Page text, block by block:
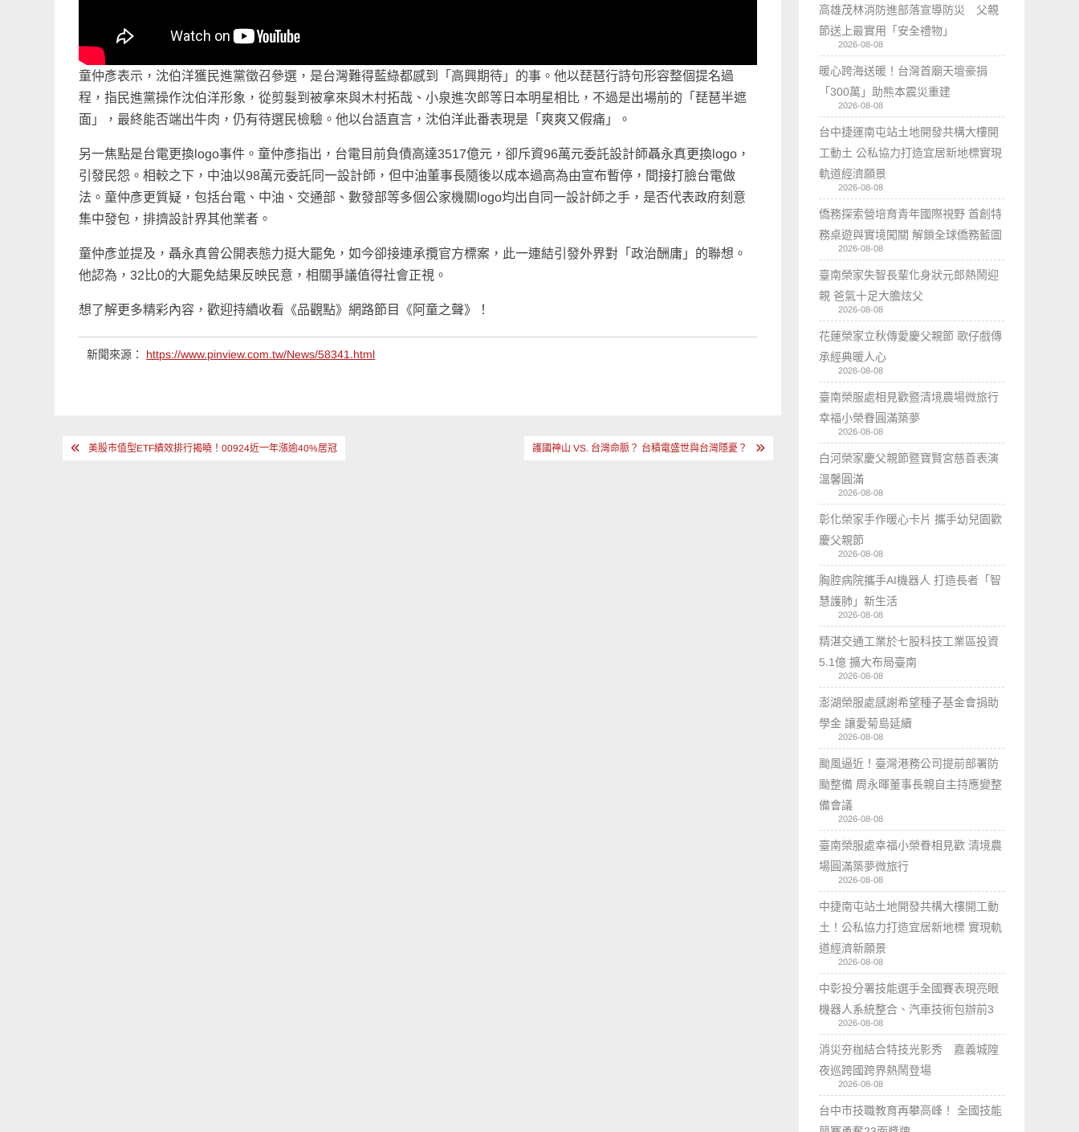
童仲彥表示，沈伯洋獲民進黨徵召參選，是台灣難得藍綠都感到「高興期待」的事。他以琵琶行詩句形容整個提名過
程，指民進黨操作沈伯洋形象，從剪髮到被拿來與木村拓哉、小泉進次郎等日本明星相比，不過是出場前的「琵琶半遮
面」，最終能否端出牛肉，仍有待選民檢驗。他以台語直言，沈伯洋此番表現是「爽爽又假痛」。
另一焦點是台電更換logo事件。童仲彥指出，台電目前負債高達3517億元，卻斥資96萬元委託設計師聶永真更換logo，
引發民怨。相較之下，中油以98萬元委託同一設計師，但中油董事長隨後以成本過高為由宣布暫停，間接打臉台電做
法。童仲彥更質疑，包括台電、中油、交通部、數發部等多個公家機關logo均出自同一設計師之手，是否代表政府刻意
集中發包，排擠設計界其他業者。
童仲彥並提及，聶永真曾公開表態力挺大罷免，如今卻接連承攬官方標案，此一連結引發外界對「政治酬庸」的聯想。
他認為，32比0的大罷免結果反映民意，相關爭議值得社會正視。
想了解更多精彩內容，歡迎持續收看《品觀點》網路節目《阿童之聲》！
新聞來源： https://www.pinview.com.tw/News/58341.html
文 美股市值型ETF績效排行揭曉！00924近一年漲逾40%居冠 護國神山 VS. 台灣命脈？ 台積電盛世與台灣隱憂？
高雄茂林消防進部落宣導防災 父親
節送上最實用「安全禮物」
2026-08-08
暖心跨海送暖！台灣首廟天壇豪捐
「300萬」助熊本震災重建
2026-08-08
台中捷運南屯站土地開發共構大樓開
工動土 公私協力打造宜居新地標實現
軌道經濟願景
2026-08-08
僑務探索營培育青年國際視野 首創特
務桌遊與實境闖關 解鎖全球僑務藍圖
2026-08-08
臺南榮家失智長輩化身狀元郎熱鬧迎
親 爸氣十足大膽炫父
2026-08-08
花蓮榮家立秋傳愛慶父親節 歌仔戲傳
承經典暖人心
2026-08-08
臺南榮服處相見歡暨清境農場微旅行
幸福小榮眷圓滿築夢
2026-08-08
白河榮家慶父親節暨寶賢宮慈善表演
溫馨圓滿
2026-08-08
彰化榮家手作暖心卡片 攜手幼兒園歡
慶父親節
2026-08-08
胸腔病院攜手AI機器人 打造長者「智
慧護肺」新生活
2026-08-08
精湛交通工業於七股科技工業區投資
5.1億 擴大布局臺南
2026-08-08
澎湖榮服處感謝希望種子基金會捐助
學金 讓愛菊島延續
2026-08-08
颱風逼近！臺灣港務公司提前部署防
颱整備 周永暉董事長親自主持應變整
備會議
2026-08-08
臺南榮服處幸福小榮眷相見歡 清境農
場圓滿築夢微旅行
2026-08-08
中捷南屯站土地開發共構大樓開工動
土！公私協力打造宜居新地標 實現軌
道經濟新願景
2026-08-08
中彰投分署技能選手全國賽表現亮眼
機器人系統整合、汽車技術包辦前3
2026-08-08
消災夯枷結合特技光影秀 嘉義城隍
夜巡跨國跨界熱鬧登場
2026-08-08
台中市技職教育再攀高峰！ 全國技能